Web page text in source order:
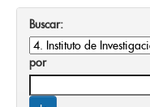
Buscar:
por